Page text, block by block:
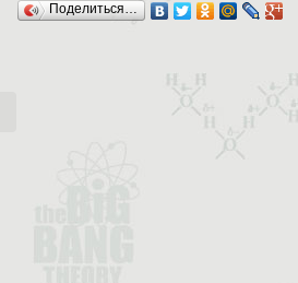
Поделиться…